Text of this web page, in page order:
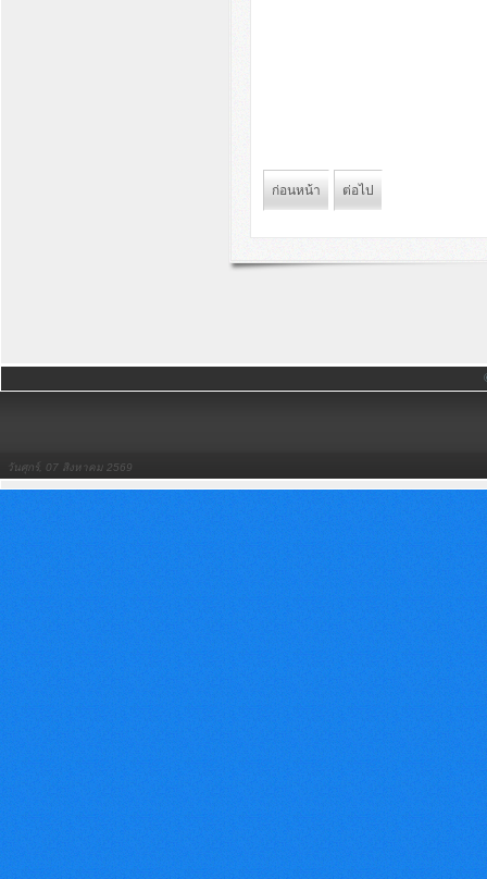
ก่อนหน้า ต่อไป
วันศุกร์, 07 สิงหาคม 2569